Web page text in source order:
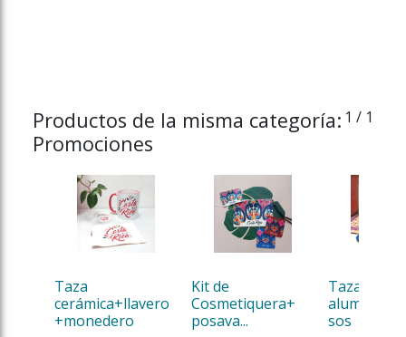
Productos de la misma categoría:
Promociones
1 / 1
Taza
cerámica+llavero
+monedero
Kit de
Cosmetiquera+
posava...
Taza de
sos